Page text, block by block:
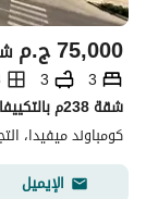
ج.م75,000
3
3
كومباوند ميفيدا،
الإيميل